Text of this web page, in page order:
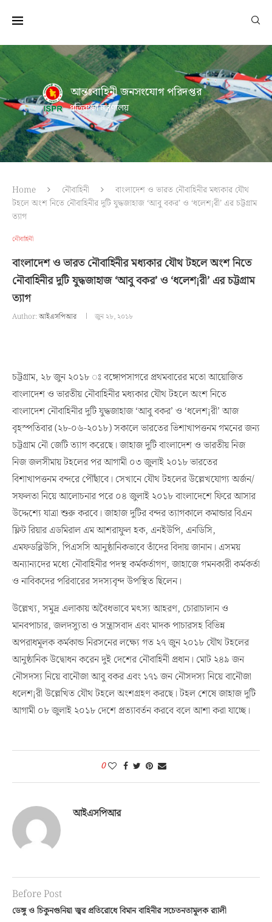
আন্তঃবাহিনী জনসংযোগ পরিদপ্তর
প্রতিরক্ষা মন্ত্রণালয়
Home নৌবাহিনী
বাংলাদেশ ও ভারত নৌবাহিনীর মধ্যকার যৌথ
টহলে অংশ নিতে নৌবাহিনীর দুটি যুদ্ধজাহাজ ‘আবু বকর’ ও ‘ধলেশ¡রী’ এর চট্টগ্রাম
ত্যাগ
নৌবাহিনী
বাংলাদেশ ও ভারত নৌবাহিনীর মধ্যকার যৌথ টহলে অংশ নিতে
নৌবাহিনীর দুটি যুদ্ধজাহাজ ‘আবু বকর’ ও ‘ধলেশ¡রী’ এর চট্টগ্রাম
ত্যাগ
Author:আইএসপিআর জুন ২৮, ২০১৮
চট্টগ্রাম, ২৮ জুন ২০১৮ ঃ বঙ্গোপসাগরে প্রথমবারের মতো আয়োজিত
বাংলাদেশ ও ভারতীয় নৌবাহিনীর মধ্যকার যৌথ টহলে অংশ নিতে
বাংলাদেশ নৌবাহিনীর দুটি যুদ্ধজাহাজ ‘আবু বকর’ ও ‘ধলেশ¡রী’ আজ
বৃহস্পতিবার (২৮-০৬-২০১৮) সকালে ভারতের ভিশাখাপত্তনম গমনের জন্য
চট্টগ্রাম নৌ জেটি ত্যাগ করেছে। জাহাজ দুটি বাংলাদেশ ও ভারতীয় নিজ
নিজ জলসীমায় টহলের পর আগামী ০৩ জুলাই ২০১৮ ভারতের
বিশাখাপত্তনম বন্দরে পৌছাঁবে। সেখানে যৌথ টহলের উল্লেখযোগ্য অর্জন/
সফলতা নিয়ে আলোচনার পরে ০৪ জুলাই ২০১৮ বাংলাদেশে ফিরে আসার
উদ্দেশ্যে যাত্রা শুরু করবে। জাহাজ দুটির বন্দর ত্যাগকালে কমান্ডার বিএন
ফ্লিট রিয়ার এডমিরাল এম আশরাফুল হক, এনইউপি, এনডিসি,
এমফডব্লিউসি, পিএসসি আনুষ্ঠানিকভাবে তাঁদের বিদায় জানান। এসময়
অন্যান্যদের মধ্যে নৌবাহিনীর পদস্থ কর্মকর্তাগণ, জাহাজে গমনকারী কর্মকর্তা
ও নাবিকদের পরিবারের সদস্যবৃন্দ উপস্থিত ছিলেন।
উল্লেখ্য, সমুদ্র এলাকায় অবৈধভাবে মৎস্য আহরণ, চোরাচালান ও
মানবপাচার, জলদস্যুতা ও সন্ত্রাসবাদ এবং মাদক পাচারসহ বিভিন্ন
অপরাধমূলক কর্মকান্ড নিরসনের লক্ষ্যে গত ২৭ জুন ২০১৮ যৌথ টহলের
আনুষ্ঠানিক উদ্বোধন করেন দুই দেশের নৌবাহিনী প্রধান। মোট ২৪৯ জন
নৌসদস্য নিয়ে বানৌজা আবু বকর এবং ১৭১ জন নৌসদস্য নিয়ে বানৌজা
ধলেশ¡রী উল্লেখিত যৌথ টহলে অংশগ্রহণ করছে। টহল শেষে জাহাজ দুটি
আগামী ০৮ জুলাই ২০১৮ দেশে প্রত্যাবর্তন করবে বলে আশা করা যাচ্ছে।
0
আইএসপিআর
Before Post
ডেঙ্গু ও চিকুনগুনিয়া জ্বর প্রতিরোধে বিমান বাহিনীর সচেতনতামূলক র‌্যালী